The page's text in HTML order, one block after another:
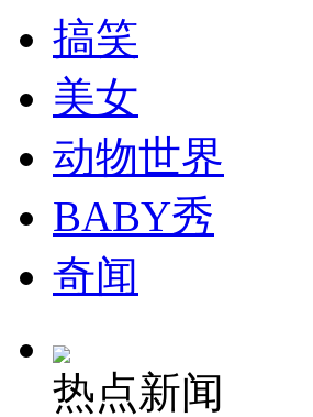
搞笑
美女
动物世界
BABY秀
奇闻
热点新闻